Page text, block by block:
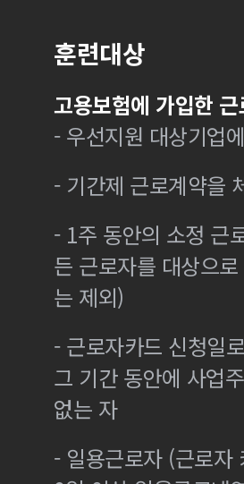
훈련대상
고용보험에 가입한
- 우선지원 대상기업
- 기간제 근로계약을
- 1주 동안의 소정 근
든 근로자를 대상으
는 제외)
- 근로자카드 신청일
그 기간 동안에 사업
없는 자
- 일용근로자 (근로자